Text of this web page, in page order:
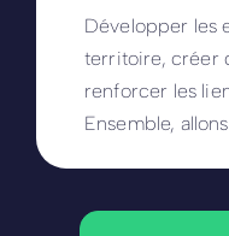
Développer les
territoire, créer
renforcer les
Ensemble,